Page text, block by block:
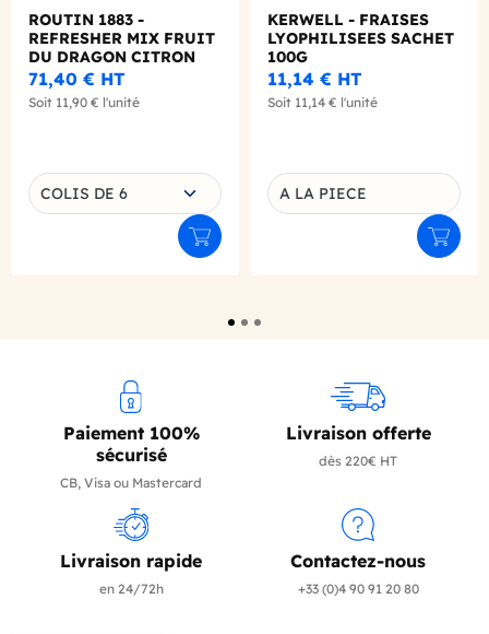
ROUTIN 1883 -
REFRESHER MIX FRUIT
DU DRAGON CITRON
VERT 1L
71,40 € HT
Soit 11,90 € l'unité
Choisissez une déclinaison
COLIS DE 6
Ajouter au panier
KERWELL - FRAISES
LYOPHILISEES SACHET
100G
11,14 € HT
Soit 11,14 € l'unité
Déclinaison du produit
A LA PIECE
Paiement 100%
sécurisé
CB, Visa ou Mastercard
Livraison offerte
dès 220€ HT
Livraison rapide
en 24/72h
Contactez-nous
+33 (0)4 90 91 20 80